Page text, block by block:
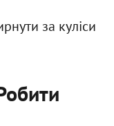
за куліси